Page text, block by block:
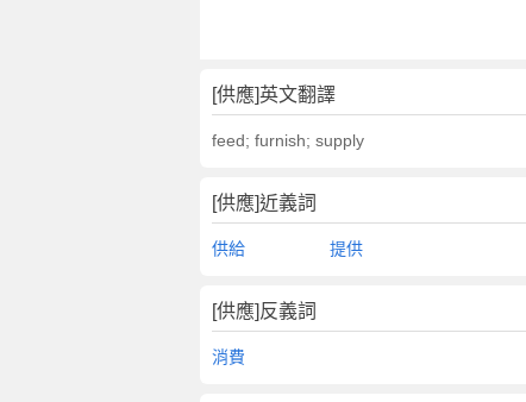
[供應]英文翻譯
feed; furnish; supply
[供應]近義詞
供給 提供
[供應]反義詞
消費